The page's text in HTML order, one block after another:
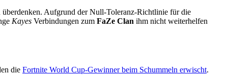
überdenken. Aufgrund der Null-Toleranz-Richtlinie für die
Kayes Verbindungen zum FaZe Clan ihm nicht weiterhelfen
die Fortnite World Cup-Gewinner beim Schummeln erwischt.